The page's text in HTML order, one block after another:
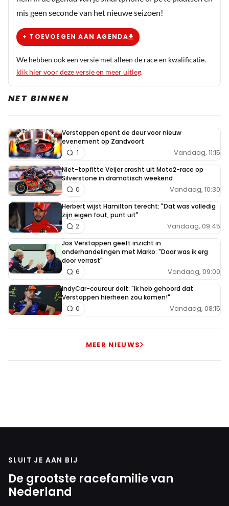
mis geen seconde van het nieuwe seizoen!
+ TOEVOEGEN AAN AGENDA
We hebben ook een versie met alleen de race en kwalificatie.
klik hier voor deze versie en meer uitleg.
NET BINNEN
Verstappen opent de deur voor nieuw
evenement op Zandvoort
Vandaag, 11:15
1
Niet-topfitte Veijer crasht uit Moto2-race op
Silverstone in dramatisch weekend
Vandaag, 10:30
0
Herbert wijst Hamilton terecht: "Dat was volledig
zijn eigen fout, punt uit"
Vandaag, 09:45
2
Jos Verstappen geeft inzicht in
onderhandelingen met Marko: "Daar was ik erg
door verrast"
Vandaag, 09:00
6
IndyCar-coureur dolt: "Ik heb gehoord dat
Verstappen hierheen zou komen!"
Vandaag, 08:15
0
MEER NIEUWS
SLUIT JE AAN BIJ
De grootste racefamilie van
Nederland